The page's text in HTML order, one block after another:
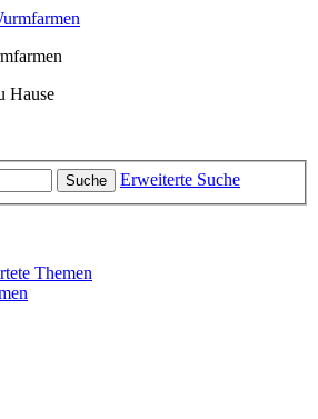
Hause
Suche Erweiterte Suche
Themen